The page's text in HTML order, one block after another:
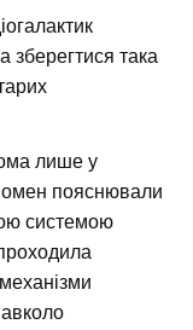
зберегтися така
лише у
пояснювали
системою